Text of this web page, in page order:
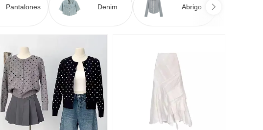
Pantalones Denim Abrigo